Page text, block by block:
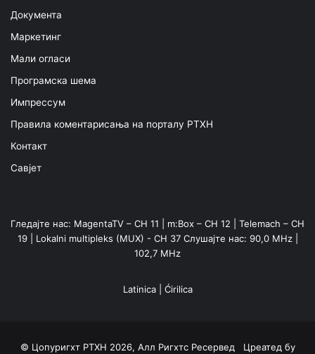
Документа
Маркетинг
Мали огласи
Програмска шема
Импрессум
Правила коментарисања на порталу РТХН
Контакт
Савјет
Гледајте нас: MagentaTV – CH 11 | m:Box – CH 12 | Telemach – CH
19 | Lokalni multipleks (MUX) - CH 37 Слушајте нас: 90,0 MHz |
102,7 MHz
Latinica| Ćirilica
© Цопyригхт РТХН 2026, Алл Ригхтс Ресервед Цреатед бy